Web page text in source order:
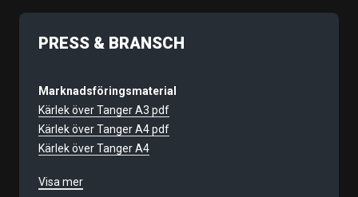
PRESS & BRANSCH
Marknadsföringsmaterial
Kärlek över Tanger A3 pdf
Kärlek över Tanger A4 pdf
Kärlek över Tanger A4
10178
Visa mer